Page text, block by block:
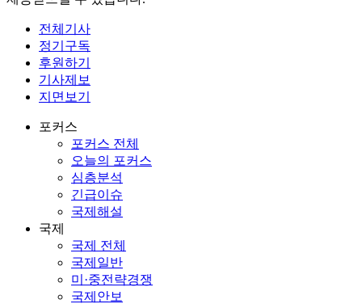
전체기사
정기구독
후원하기
기사제보
지면보기
포커스
포커스 전체
오늘의 포커스
심층분석
긴급이슈
국제해설
국제
국제 전체
국제일반
미·중전략경쟁
국제안보